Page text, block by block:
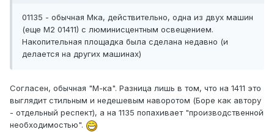
01135 - обычная Мка, действительно, одна из двух машин
(еще М2 01411) с люминисцентным освещением.
Накопительная площадка была сделана недавно (и
делается на других машинах)
Согласен, обычная "М-ка". Разница лишь в том, что на 1411 это
выглядит стильным и недешевым наворотом (Боре как автору
- отдельный респект), а на 1135 попахивает "производственной
необходимостью".